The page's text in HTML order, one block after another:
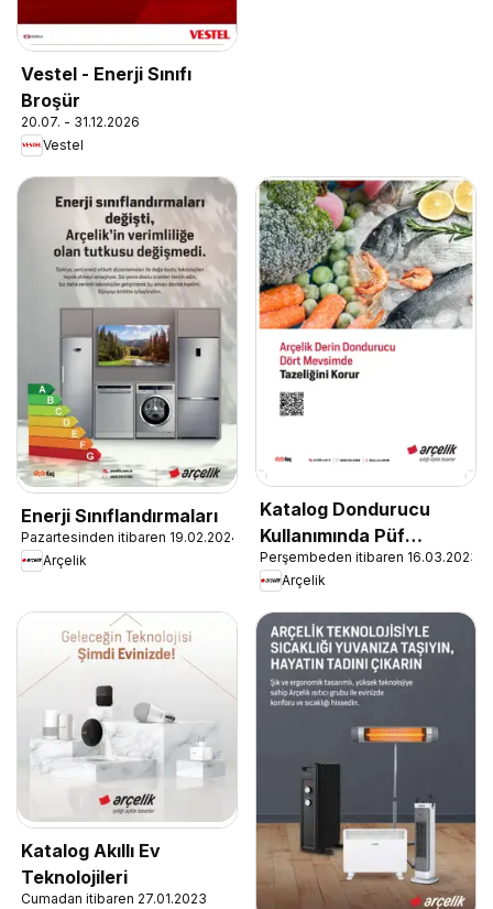
Vestel - Enerji Sınıfı
Broşür
20.07. - 31.12.2026
Vestel
Enerji Sınıflandırmaları
Pazartesinden itibaren 19.02.2024
Arçelik
Katalog Dondurucu
Kullanımında Püf
Noktaları
Perşembeden itibaren 16.03.2023
Arçelik
Katalog Akıllı Ev
Teknolojileri
Cumadan itibaren 27.01.2023